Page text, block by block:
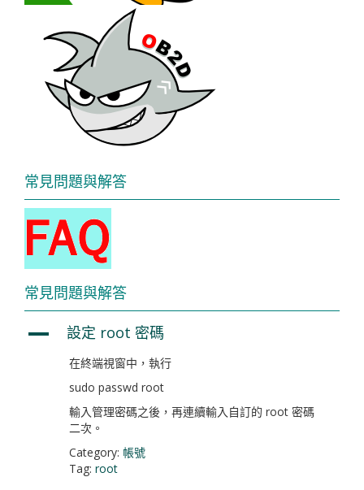
常見問題與解答
常見問題與解答
A 設定 root 密碼
在終端視窗中，執行
sudo passwd root
輸入管理密碼之後，再連續輸入自訂的 root 密碼
二次。
Category: 帳號
Tag: root